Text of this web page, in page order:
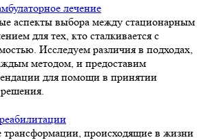
лечение
аспекты выбора между стационарным
для тех, кто сталкивается с
Исследуем различия в подходах,
методом, и предоставим
для помощи в принятии
трансформации, происходящие в жизни